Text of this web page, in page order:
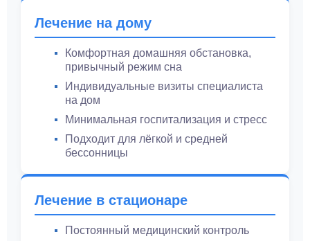
Лечение на дому
Комфортная домашняя обстановка,
привычный режим сна
Индивидуальные визиты специалиста
на дом
Минимальная госпитализация и стресс
Подходит для лёгкой и средней
бессонницы
Лечение в стационаре
Постоянный медицинский контроль